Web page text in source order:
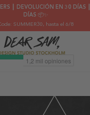
┃ DEVOLUCIÓN EN 30 DÍAS
DÍAS 📦✨
SUMMER30, hasta el 6/8